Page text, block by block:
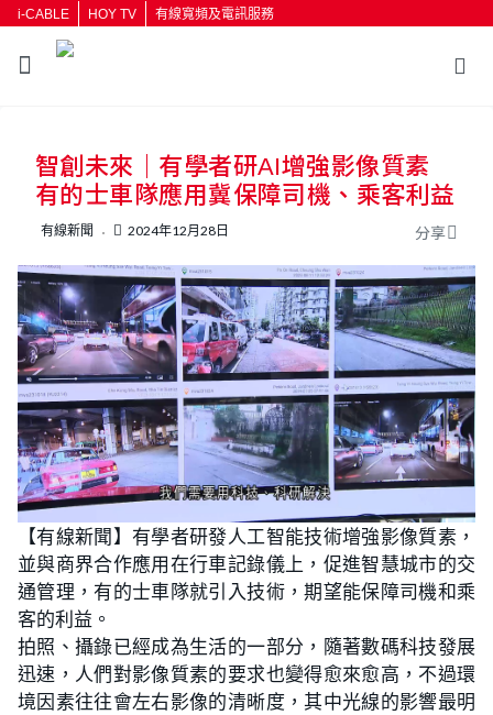
i-CABLE HOY TV 有線寬頻及電訊服務
按輸入鍵開始搜尋
智創未來｜有學者研AI增強影像質素
有的士車隊應用冀保障司機、乘客利益
有線新聞 2024年12月28日 分享
【有線新聞】有學者研發人工智能技術增強影像質素，
並與商界合作應用在行車記錄儀上，促進智慧城市的交
通管理，有的士車隊就引入技術，期望能保障司機和乘
客的利益。
拍照、攝錄已經成為生活的一部分，隨著數碼科技發展
迅速，人們對影像質素的要求也變得愈來愈高，不過環
境因素往往會左右影像的清晰度，其中光線的影響最明